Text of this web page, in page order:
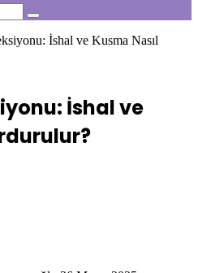
Arama
yap
... İshal ve Kusma Nasıl
İshal ve